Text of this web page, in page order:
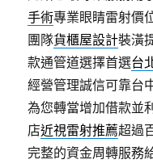
手術專業眼睛雷射價
團隊貨櫃屋設計裝潢
款通管道選擇首選台
經營管理誠信可靠台
為您轉當增加借款並
店近視雷射推薦超過
完整的資金周轉服務